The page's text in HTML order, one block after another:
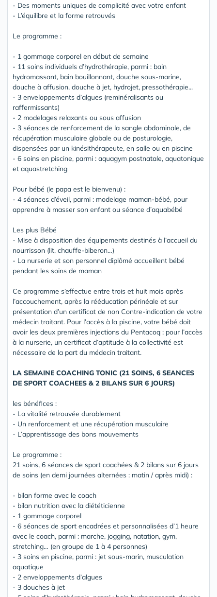
- Des moments uniques de complicité avec votre enfant
- L’équilibre et la forme retrouvés
Le programme :
- 1 gommage corporel en début de semaine
- 11 soins individuels d’hydrothérapie, parmi : bain
hydromassant, bain bouillonnant, douche sous-marine,
douche à affusion, douche à jet, hydrojet, pressothérapie...
- 3 enveloppements d’algues (reminéralisants ou
raffermissants)
- 2 modelages relaxants ou sous affusion
- 3 séances de renforcement de la sangle abdominale, de
récupération musculaire globale ou de posturologie,
dispensées par un kinésithérapeute, en salle ou en piscine
- 6 soins en piscine, parmi : aquagym postnatale, aquatonique
et aquastretching
Pour bébé (le papa est le bienvenu) :
- 4 séances d’éveil, parmi : modelage maman-bébé, pour
apprendre à masser son enfant ou séance d’aquabébé
Les plus Bébé
- Mise à disposition des équipements destinés à l’accueil du
nourrisson (lit, chauffe-biberon…)
- La nurserie et son personnel diplômé accueillent bébé
pendant les soins de maman
Ce programme s’effectue entre trois et huit mois après
l’accouchement, après la rééducation périnéale et sur
présentation d’un certificat de non Contre-indication de votre
médecin traitant. Pour l’accès à la piscine, votre bébé doit
avoir les deux premières injections du Pentacoq ; pour l’accès
à la nurserie, un certificat d’aptitude à la collectivité est
nécessaire de la part du médecin traitant.
LA SEMAINE COACHING TONIC (21 SOINS, 6 SEANCES
DE SPORT COACHEES & 2 BILANS SUR 6 JOURS)
les bénéfices :
- La vitalité retrouvée durablement
- Un renforcement et une récupération musculaire
- L’apprentissage des bons mouvements
Le programme :
21 soins, 6 séances de sport coachées & 2 bilans sur 6 jours
de soins (en demi journées alternées : matin / après midi) :
- bilan forme avec le coach
- bilan nutrition avec la diététicienne
- 1 gommage corporel
- 6 séances de sport encadrées et personnalisées d’1 heure
avec le coach, parmi : marche, jogging, natation, gym,
stretching… (en groupe de 1 à 4 personnes)
- 3 soins en piscine, parmi : jet sous-marin, musculation
aquatique
- 2 enveloppements d’algues
- 3 douches à jet